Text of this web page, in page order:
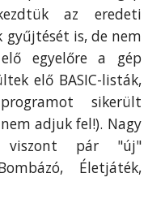
az eredeti
gyűjtését is, de nem
egyelőre a gép
elő BASIC-listák,
sikerült
adjuk fel!). Nagy
pár "új"
Életjáték,